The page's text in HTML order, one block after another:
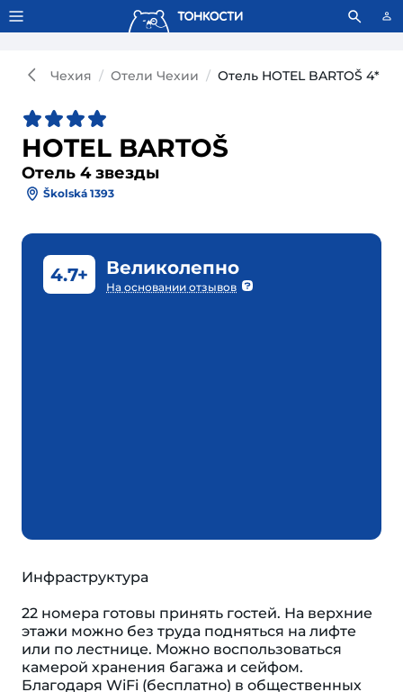
Тонкости используют сookie-файлы. Что это значит?
Чехия Отели Чехии Отель HOTEL BARTOŠ 4*
HOTEL BARTOŠ
Отель 4 звезды
Školská 1393
4.7+ Великолепно
На основании отзывов
Инфраструктура
22 номера готовы принять гостей. На верхние
этажи можно без труда подняться на лифте
или по лестнице. Можно воспользоваться
камерой хранения багажа и сейфом.
Благодаря WiFi (бесплатно) в общественных